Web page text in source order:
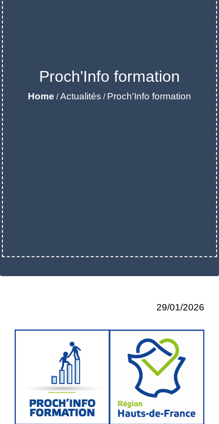
Proch'Info formation
Home /Actualités / Proch'Info formation
29/01/2026